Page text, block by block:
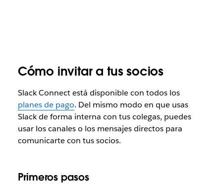
Cómo invitar a tus socios
Slack Connect está disponible con todos los
planes de pago. Del mismo modo en que usas
Slack de forma interna con tus colegas, puedes
usar los canales o los mensajes directos para
comunicarte con tus socios.
Primeros pasos